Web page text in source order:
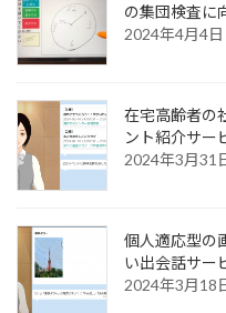
の集団検査に
2024年4月4日
在宅高齢者の
ント紹介サー
2024年3月31
個人適応型の
い出会話サー
2024年3月18